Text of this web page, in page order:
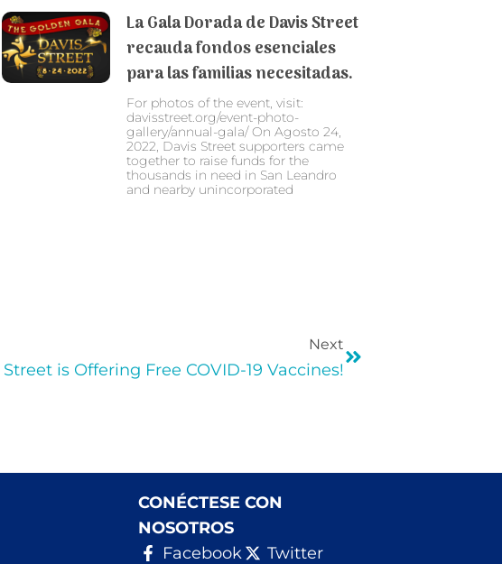
La Gala Dorada de Davis Street
recauda fondos esenciales
para las familias necesitadas.
For photos of the event, visit:
davisstreet.org/event-photo-
gallery/annual-gala/ On Agosto 24,
2022, Davis Street supporters came
together to raise funds for the
thousands in need in San Leandro
and nearby unincorporated
Next
Street is Offering Free COVID-19 Vaccines!
CONÉCTESE CON
NOSOTROS
Facebook
Twitter